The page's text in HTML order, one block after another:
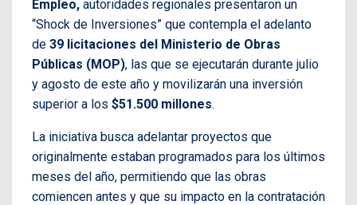
Empleo, autoridades regionales presentaron un
“Shock de Inversiones” que contempla el adelanto
de 39 licitaciones del Ministerio de Obras
Públicas (MOP), las que se ejecutarán durante julio
y agosto de este año y movilizarán una inversión
superior a los $51.500 millones.
La iniciativa busca adelantar proyectos que
originalmente estaban programados para los últimos
meses del año, permitiendo que las obras
comiencen antes y que su impacto en la contratación